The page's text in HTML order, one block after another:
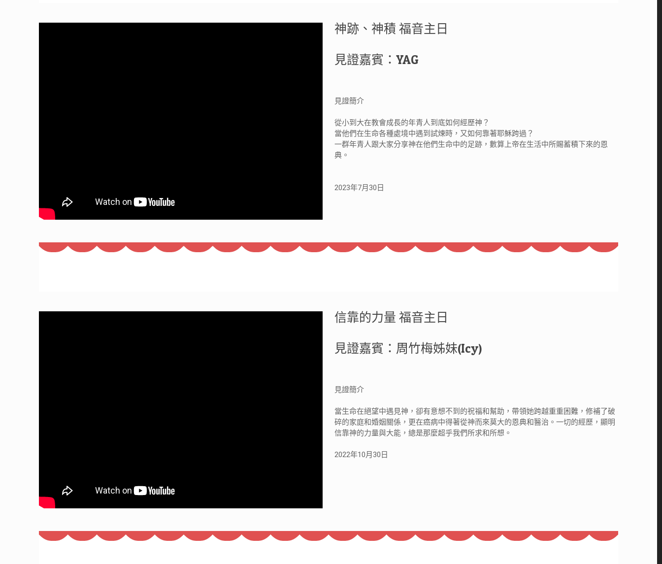
神跡、神積 福音主日
見證嘉賓：YAG
見證簡介
從小到大在教會成長的年青人到底如何經歷神？
當他們在生命各種處境中遇到試煉時，又如何靠著耶穌跨過？
一群年青人跟大家分享神在他們生命中的足跡，數算上帝在生活中所賜蓄積下來的恩
典。
2023年7月30日
信靠的力量 福音主日
見證嘉賓：周竹梅姊妹(Icy)
見證簡介
當生命在絕望中遇見神，卻有意想不到的祝福和幫助，帶領她跨越重重困難，修補了破
碎的家庭和婚姻關係，更在癌病中得著從神而來莫大的恩典和醫治。一切的經歷，顯明
信靠神的力量與大能，總是那麼超乎我們所求和所想。
2022年10月30日